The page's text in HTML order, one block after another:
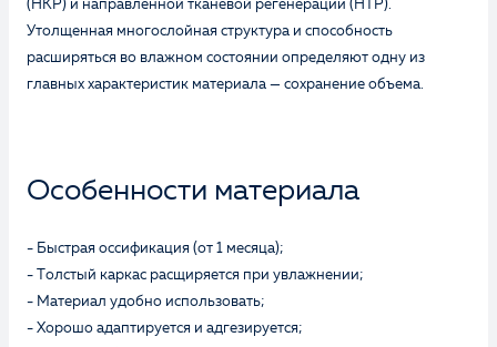
(НКР) и направленной тканевой регенерации (НТР).
Утолщенная многослойная структура и способность
расширяться во влажном состоянии определяют одну из
главных характеристик материала — сохранение объема.
Особенности материала
- Быстрая оссификация (от 1 месяца);
- Толстый каркас расщиряется при увлажнении;
- Материал удобно использовать;
- Хорошо адаптируется и адгезируется;